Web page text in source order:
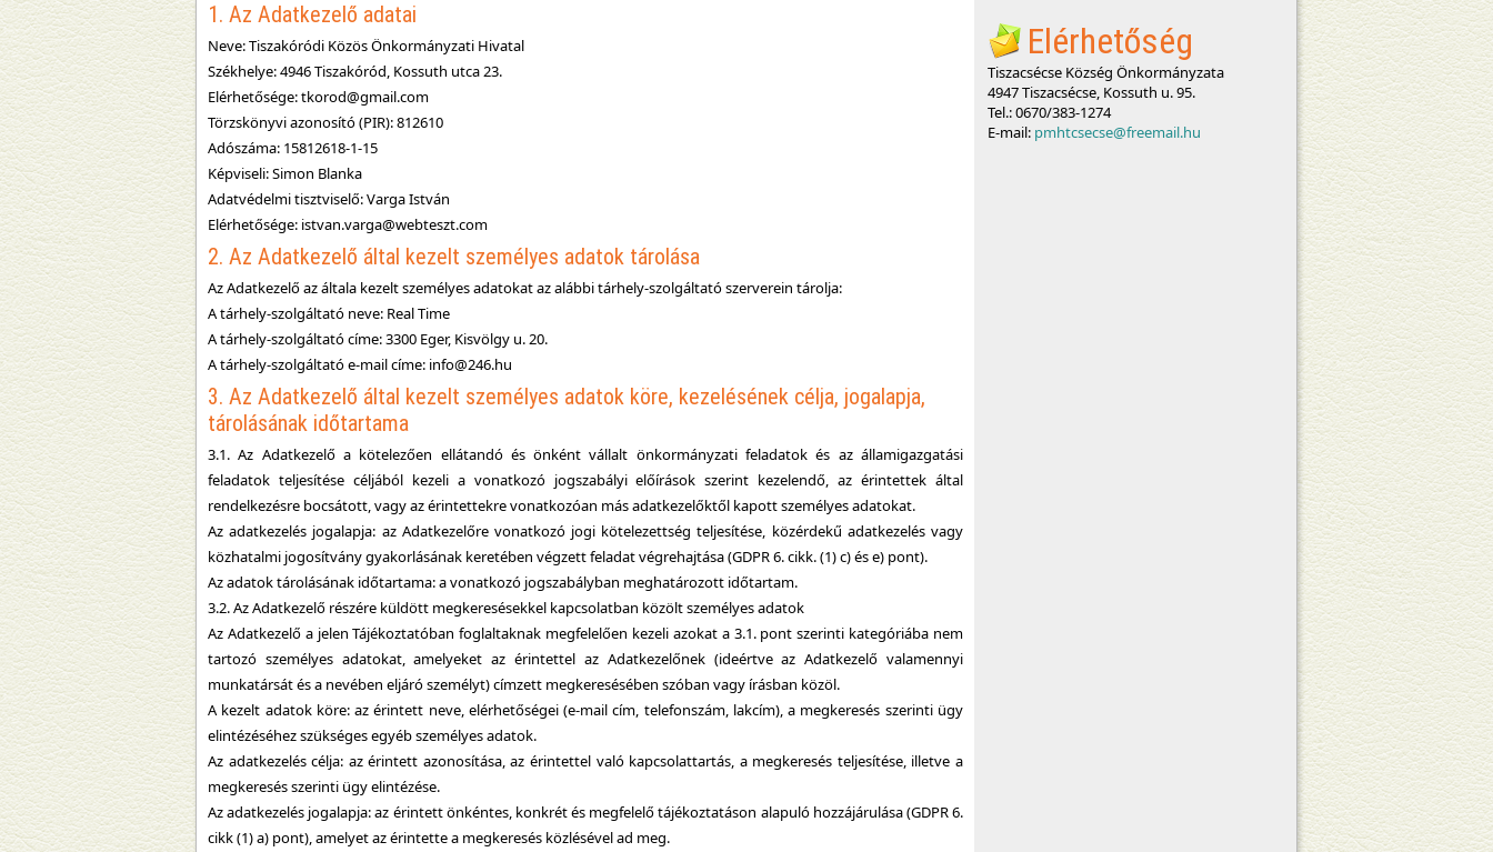
1. Az Adatkezelő adatai
Neve: Tiszakóródi Közös Önkormányzati Hivatal
Székhelye: 4946 Tiszakóród, Kossuth utca 23.
Elérhetősége: tkorod@gmail.com
Törzskönyvi azonosító (PIR): 812610
Adószáma: 15812618-1-15
Képviseli: Simon Blanka
Adatvédelmi tisztviselő: Varga István
Elérhetősége: istvan.varga@webteszt.com
2. Az Adatkezelő által kezelt személyes adatok tárolása
Az Adatkezelő az általa kezelt személyes adatokat az alábbi tárhely-szolgáltató szerverein tárolja:
A tárhely-szolgáltató neve: Real Time
A tárhely-szolgáltató címe: 3300 Eger, Kisvölgy u. 20.
A tárhely-szolgáltató e-mail címe: info@246.hu
3. Az Adatkezelő által kezelt személyes adatok köre, kezelésének célja, jogalapja,
tárolásának időtartama
3.1. Az Adatkezelő a kötelezően ellátandó és önként vállalt önkormányzati feladatok és az államigazgatási
feladatok teljesítése céljából kezeli a vonatkozó jogszabályi előírások szerint kezelendő, az érintettek által
rendelkezésre bocsátott, vagy az érintettekre vonatkozóan más adatkezelőktől kapott személyes adatokat.
Az adatkezelés jogalapja: az Adatkezelőre vonatkozó jogi kötelezettség teljesítése, közérdekű adatkezelés vagy
közhatalmi jogosítvány gyakorlásának keretében végzett feladat végrehajtása (GDPR 6. cikk. (1) c) és e) pont).
Az adatok tárolásának időtartama: a vonatkozó jogszabályban meghatározott időtartam.
3.2. Az Adatkezelő részére küldött megkeresésekkel kapcsolatban közölt személyes adatok
Az Adatkezelő a jelen Tájékoztatóban foglaltaknak megfelelően kezeli azokat a 3.1. pont szerinti kategóriába nem
tartozó személyes adatokat, amelyeket az érintettel az Adatkezelőnek (ideértve az Adatkezelő valamennyi
munkatársát és a nevében eljáró személyt) címzett megkeresésében szóban vagy írásban közöl.
A kezelt adatok köre: az érintett neve, elérhetőségei (e-mail cím, telefonszám, lakcím), a megkeresés szerinti ügy
elintézéséhez szükséges egyéb személyes adatok.
Az adatkezelés célja: az érintett azonosítása, az érintettel való kapcsolattartás, a megkeresés teljesítése, illetve a
megkeresés szerinti ügy elintézése.
Az adatkezelés jogalapja: az érintett önkéntes, konkrét és megfelelő tájékoztatáson alapuló hozzájárulása (GDPR 6.
cikk (1) a) pont), amelyet az érintette a megkeresés közlésével ad meg.
Elérhetőség
Tiszacsécse Község Önkormányzata
4947 Tiszacsécse, Kossuth u. 95.
Tel.: 0670/383-1274
E-mail: pmhtcsecse@freemail.hu